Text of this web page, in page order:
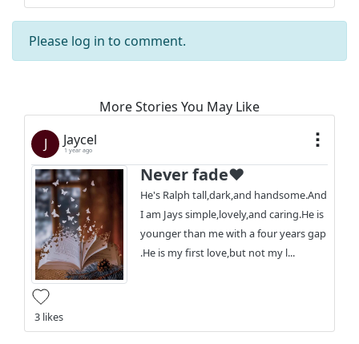
Please log in to comment.
More Stories You May Like
J Jaycel
1 year ago
Never fade♥️
He's Ralph tall,dark,and handsome.And
I am Jays simple,lovely,and caring.He is
younger than me with a four years gap
.He is my first love,but not my l...
3 likes